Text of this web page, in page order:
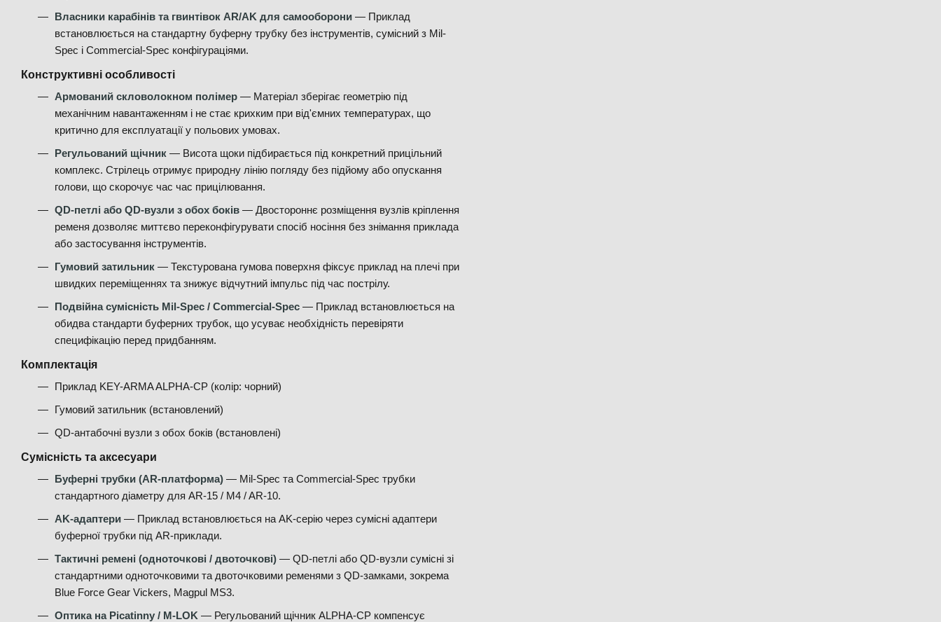
Власники карабінів та гвинтівок AR/AK для самооборони — Приклад
встановлюється на стандартну буферну трубку без інструментів, сумісний з Mil-
Spec і Commercial-Spec конфігураціями.
Конструктивні особливості
Армований скловолокном полімер — Матеріал зберігає геометрію під
механічним навантаженням і не стає крихким при від'ємних температурах, що
критично для експлуатації у польових умовах.
Регульований щічник — Висота щоки підбирається під конкретний прицільний
комплекс. Стрілець отримує природну лінію погляду без підйому або опускання
голови, що скорочує час час прицілювання.
QD-петлі або QD-вузли з обох боків — Двостороннє розміщення вузлів кріплення
ременя дозволяє миттєво переконфігурувати спосіб носіння без знімання приклада
або застосування інструментів.
Гумовий затильник — Текстурована гумова поверхня фіксує приклад на плечі при
швидких переміщеннях та знижує відчутний імпульс під час пострілу.
Подвійна сумісність Mil-Spec / Commercial-Spec — Приклад встановлюється на
обидва стандарти буферних трубок, що усуває необхідність перевіряти
специфікацію перед придбанням.
Комплектація
Приклад KEY-ARMA ALPHA-CP (колір: чорний)
Гумовий затильник (встановлений)
QD-антабочні вузли з обох боків (встановлені)
Сумісність та аксесуари
Буферні трубки (AR-платформа) — Mil-Spec та Commercial-Spec трубки
стандартного діаметру для AR-15 / M4 / AR-10.
AK-адаптери — Приклад встановлюється на AK-серію через сумісні адаптери
буферної трубки під AR-приклади.
Тактичні ремені (одноточкові / двоточкові) — QD-петлі або QD-вузли сумісні зі
стандартними одноточковими та двоточковими ременями з QD-замками, зокрема
Blue Force Gear Vickers, Magpul MS3.
Оптика на Picatinny / M-LOK — Регульований щічник ALPHA-CP компенсує